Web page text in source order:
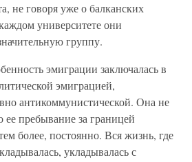
не говоря уже о балканских
университете они
группу.
эмиграции заключалась в
эмиграцией,
антикоммунистической. Она не
ее пребывание за границей
более, постоянно. Вся жизнь, где
укладывалась с